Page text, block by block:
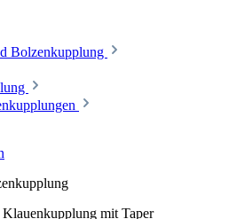
Bolzenkupplung